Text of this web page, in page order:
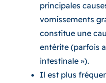
principales
vomissements
constitue une
entérite (parfois
intestinale »).
Il est plus